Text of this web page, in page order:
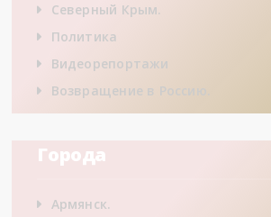
Северный Крым.
Политика
Видеорепортажи
Возвращение в Россию.
Города
Армянск.